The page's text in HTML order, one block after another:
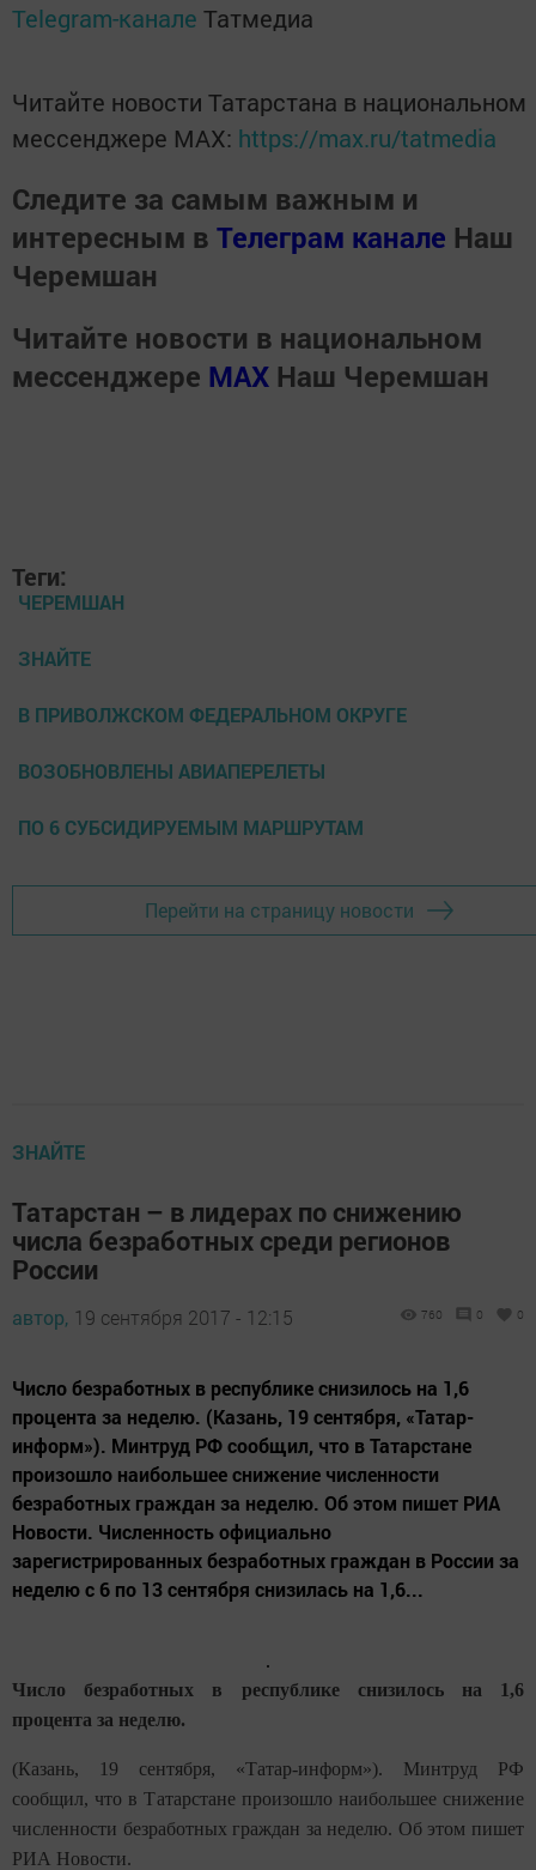
Telegram-канале Татмедиа
Читайте новости Татарстана в национальном
мессенджере MАХ: https://max.ru/tatmedia
Следите за самым важным и
интересным в Телеграм канале Наш
Черемшан
Читайте новости в национальном
мессенджере MАХ Наш Черемшан
Теги:
ЧЕРЕМШАН
ЗНАЙТЕ
В ПРИВОЛЖСКОМ ФЕДЕРАЛЬНОМ ОКРУГЕ
ВОЗОБНОВЛЕНЫ АВИАПЕРЕЛЕТЫ
ПО 6 СУБСИДИРУЕМЫМ МАРШРУТАМ
Перейти на страницу новости
ЗНАЙТЕ
Татарстан – в лидерах по снижению
числа безработных среди регионов
России
автор, 19 сентября 2017 - 12:15 760 0 0
Число безработных в республике снизилось на 1,6
процента за неделю. (Казань, 19 сентября, «Татар-
информ»). Минтруд РФ сообщил, что в Татарстане
произошло наибольшее снижение численности
безработных граждан за неделю. Об этом пишет РИА
Новости. Численность официально
зарегистрированных безработных граждан в России за
неделю с 6 по 13 сентября снизилась на 1,6...
Число безработных в республике снизилось на 1,6
процента за неделю.
(Казань, 19 сентября, «Татар-информ»). Минтруд РФ
сообщил, что в Татарстане произошло наибольшее снижение
численности безработных граждан за неделю. Об этом пишет
РИА Новости.